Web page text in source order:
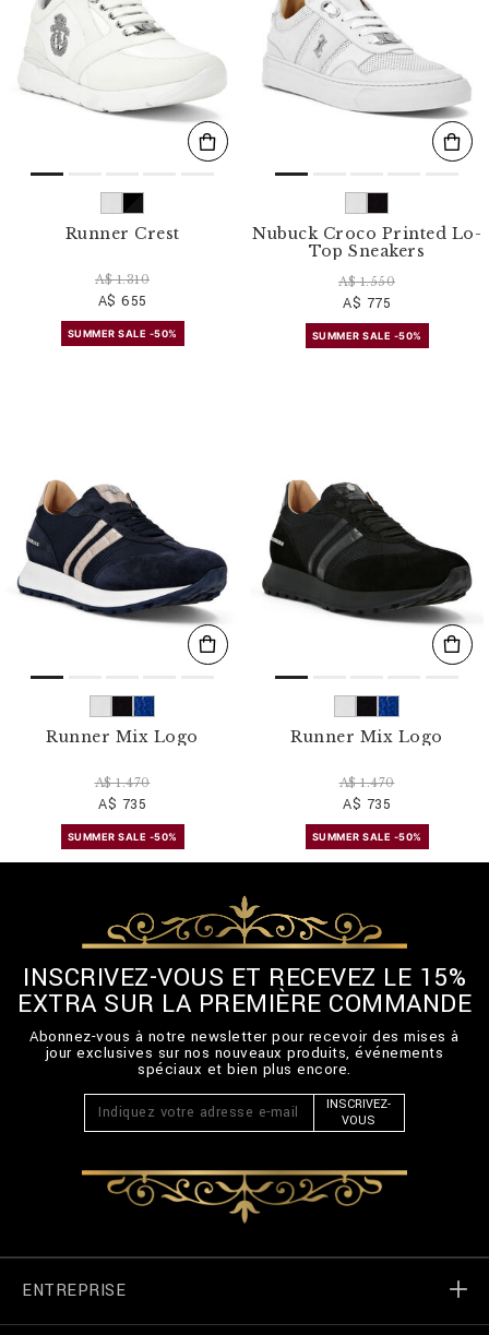
Runner Crest
A$ 1.310
A$ 655
SUMMER SALE -50%
Nubuck Croco Printed Lo-
Top Sneakers
A$ 1.550
A$ 775
SUMMER SALE -50%
Runner Mix Logo
A$ 1.470
A$ 735
SUMMER SALE -50%
Runner Mix Logo
A$ 1.470
A$ 735
SUMMER SALE -50%
INSCRIVEZ-VOUS ET RECEVEZ LE 15%
EXTRA SUR LA PREMIÈRE COMMANDE
Abonnez-vous à notre newsletter pour recevoir des mises à
jour exclusives sur nos nouveaux produits, événements
spéciaux et bien plus encore.
INSCRIVEZ-
VOUS
ENTREPRISE